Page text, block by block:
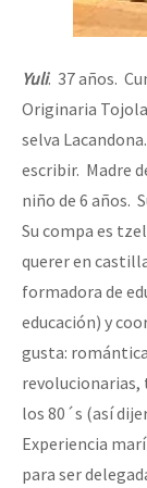
Yuli. 37 años.
Originaria
selva
escribir. Madre
niño de 6 años.
Su compa es
querer en
formadora de
educación) y
gusta:
revolucionarias,
los 80´s (así
Experiencia
para ser